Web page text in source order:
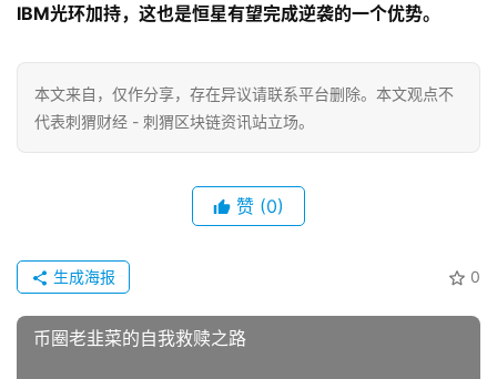
IBM光环加持，这也是恒星有望完成逆袭的一个优势。
本文来自 ，仅作分享，存在异议请联系平台删除。本文观点不
代表刺猬财经 - 刺猬区块链资讯站立场。
赞 (0)
0
生成海报
币圈老韭菜的自我救赎之路